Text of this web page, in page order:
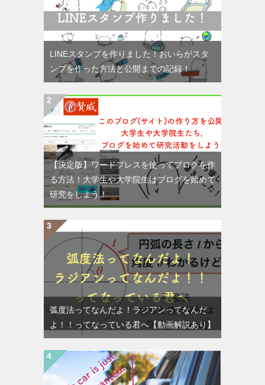
LINEスタンプを作りました！おいらがスタ
ンプを作った方法と公開までの記録！
【決定版】ワードプレスを使ってブログを作
る方法！大学生や大学院生はブログを始めて
研究をしよう！
弧度法ってなんだよ！ラジアンってなんだ
よ！！ってなっている君へ【動画解説あり】